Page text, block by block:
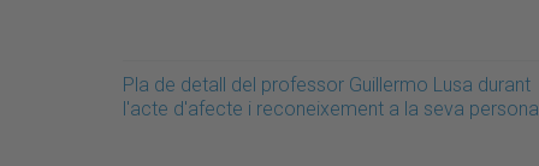
Pla de detall del professor Guillermo Lusa durant
l'acte d'afecte i reconeixement a la seva persona